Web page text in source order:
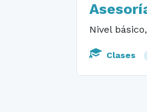
Nivel
Clases